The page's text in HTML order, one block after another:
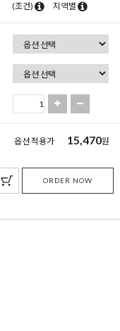
(조건) 지역별
옵션 적용가 15,470원
ORDER NOW